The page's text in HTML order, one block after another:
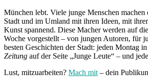
München lebt. Viele junge Menschen
Stadt und im Umland mit ihren Ideen, mit
Kunst spannend. Diese Macher werden auf
Woche vorgestellt – von jungen Autoren, für
besten Geschichten der Stadt: jeden Montag
Zeitung auf der Seite „Junge Leute“ – und
Lust, mitzuarbeiten? Mach mit – dein